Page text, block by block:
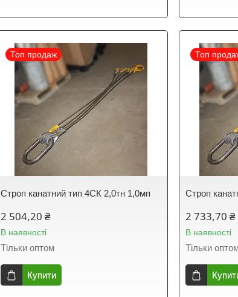
Топ продаж
Строп канатний тип 4СК 2,0тн 1,0мп
2 504,20 ₴
В наявності
Тільки оптом
Купити
Топ
Строп
2 733,70 ₴
В наявності
Тільки